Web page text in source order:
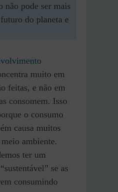
não pode ser mais
do planeta e
muito em
feitas, e não em
consomem. Isso
o consumo
causa muitos
ambiente.
ter um
se as
consumindo